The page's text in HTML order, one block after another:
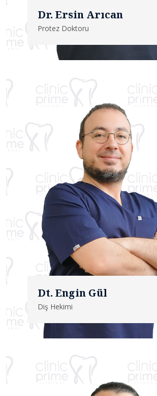
Dr. Ersin Arıcan
Protez Doktoru
Dt. Engin Gül
Diş Hekimi